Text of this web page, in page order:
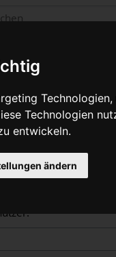
Technologien
entwickeln.
ändern
Anzeige aller in
Benutzers oder des